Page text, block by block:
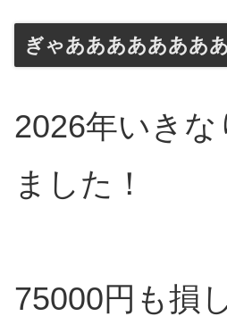
ぎゃああああああああ
2026年いきな
ました！
75000円も損